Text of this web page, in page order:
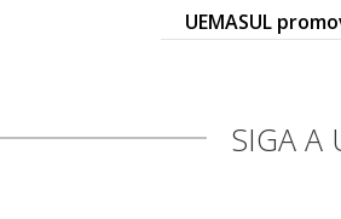
UEMASUL
SIGA A